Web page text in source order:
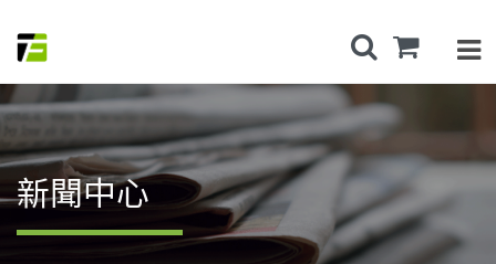
新聞中心